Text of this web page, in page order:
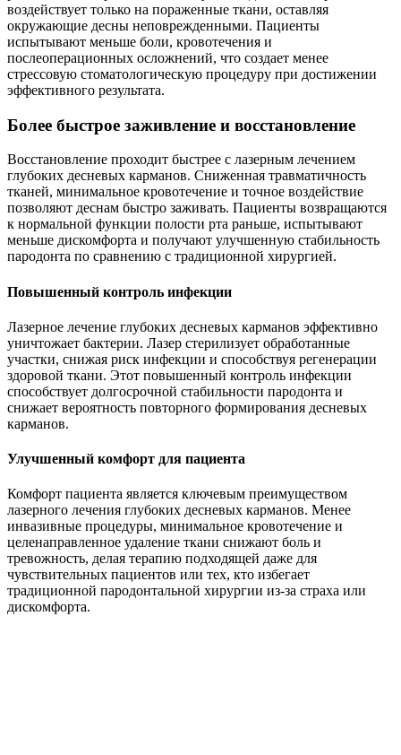
воздействует только на пораженные ткани, оставляя
окружающие десны неповрежденными. Пациенты
испытывают меньше боли, кровотечения и
послеоперационных осложнений, что создает менее
стрессовую стоматологическую процедуру при достижении
эффективного результата.
Более быстрое заживление и восстановление
Восстановление проходит быстрее с лазерным лечением
глубоких десневых карманов. Сниженная травматичность
тканей, минимальное кровотечение и точное воздействие
позволяют деснам быстро заживать. Пациенты возвращаются
к нормальной функции полости рта раньше, испытывают
меньше дискомфорта и получают улучшенную стабильность
пародонта по сравнению с традиционной хирургией.
Повышенный контроль инфекции
Лазерное лечение глубоких десневых карманов эффективно
уничтожает бактерии. Лазер стерилизует обработанные
участки, снижая риск инфекции и способствуя регенерации
здоровой ткани. Этот повышенный контроль инфекции
способствует долгосрочной стабильности пародонта и
снижает вероятность повторного формирования десневых
карманов.
Улучшенный комфорт для пациента
Комфорт пациента является ключевым преимуществом
лазерного лечения глубоких десневых карманов. Менее
инвазивные процедуры, минимальное кровотечение и
целенаправленное удаление ткани снижают боль и
тревожность, делая терапию подходящей даже для
чувствительных пациентов или тех, кто избегает
традиционной пародонтальной хирургии из-за страха или
дискомфорта.